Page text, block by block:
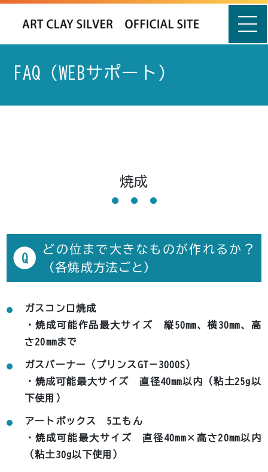
FAQ（WEBサポート）
焼成
Q
どの位まで大きなものが作れるか？
（各焼成方法ごと）
ガスコンロ焼成
・焼成可能作品最大サイズ 縦50mm、横30mm、高
さ20mmまで
ガスバーナー（プリンスGT－3000S）
・焼成可能最大サイズ 直径40mm以内（粘土25g以
下使用）
アートボックス 5エもん
・焼成可能最大サイズ 直径40mm×高さ20mm以内
（粘土30g以下使用）